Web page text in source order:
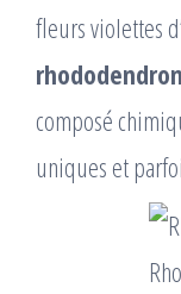
fleurs violettes
composé
uniques et